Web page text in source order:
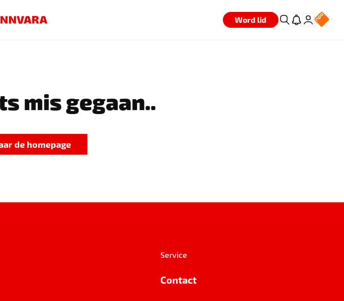
Word lid
mis gegaan..
de homepage
Service
Contact